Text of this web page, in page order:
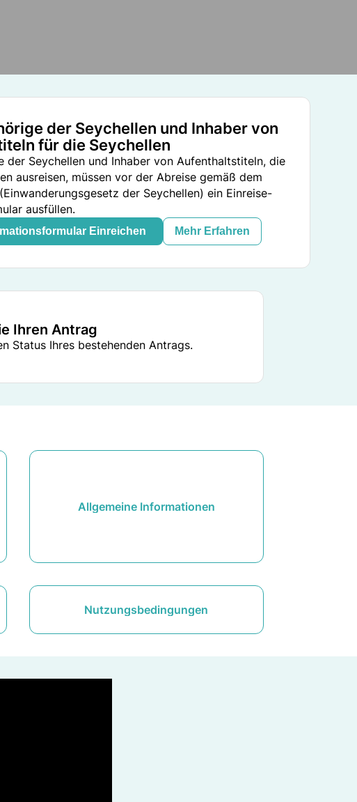
der Seychellen und Inhaber von
für die Seychellen
der Seychellen und Inhaber von Aufenthaltstiteln, die
ausreisen, müssen vor der Abreise gemäß dem
der Seychellen) ein Einreise-
ausfüllen.
Einreichen Mehr Erfahren
Ihren Antrag
Status Ihres bestehenden Antrags.
Allgemeine Informationen
Nutzungsbedingungen